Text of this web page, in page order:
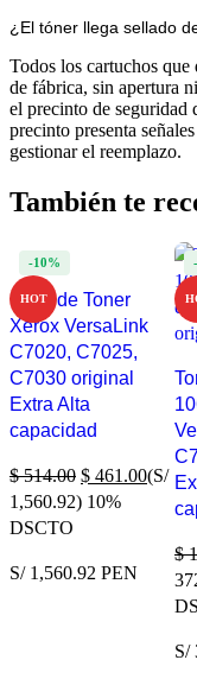
¿El tóner llega sellado
Todos los cartuchos
de fábrica, sin apertura
el precinto de seguridad
precinto presenta
gestionar el reemplazo.
También te
Pack de Toner
Xerox VersaLink
C7020, C7025,
C7030 original
Extra Alta
capacidad
$514.00 $ 461.00(S/
1,560.92) 10%
DSCTO
-10%
HOT
S/ 1,560.92 PEN
$
S/